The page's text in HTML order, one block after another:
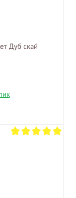
Дуб скай